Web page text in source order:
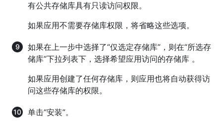
有公共存储库具有只读访问权限。
如果应用不需要存储库权限，将省略这些选项。
如果在上一步中选择了“仅选定存储库”，则在“所选存
储库”下拉列表下，选择希望应用访问的存储库 。
如果应用创建了任何存储库，则应用也将自动获得访
问这些存储库的权限。
单击“安装”。